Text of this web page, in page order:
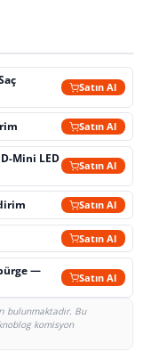
Satın Al
Satın Al
Mini LED
Satın Al
Satın Al
Satın Al
—
Satın Al
bulunmaktadır. Bu
komisyon